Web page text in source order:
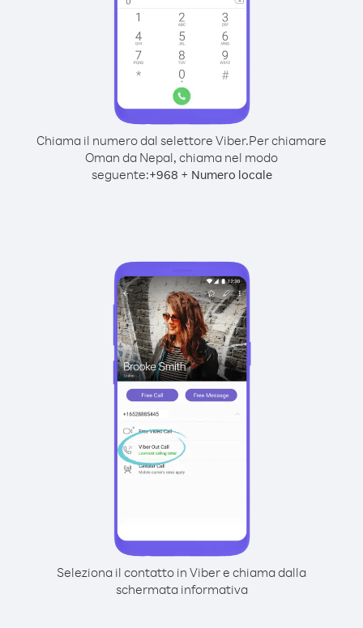
Chiama il numero dal selettore Viber.Per chiamare
Oman da Nepal, chiama nel modo
seguente:+968 + Numero locale
Seleziona il contatto in Viber e chiama dalla
schermata informativa